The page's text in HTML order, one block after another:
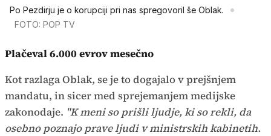
Po Pezdirju je o korupciji pri nas spregovoril še Oblak.
FOTO: POP TV
Plačeval 6.000 evrov mesečno
Kot razlaga Oblak, se je to dogajalo v prejšnjem
mandatu, in sicer med sprejemanjem medijske
zakonodaje. "K meni so prišli ljudje, ki so rekli, da
osebno poznajo prave ljudi v ministrskih kabinetih.